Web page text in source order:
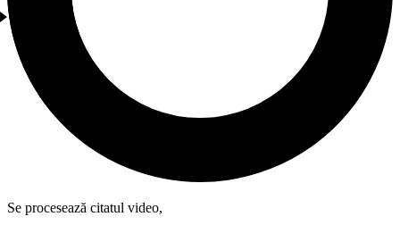
Se procesează citatul video,